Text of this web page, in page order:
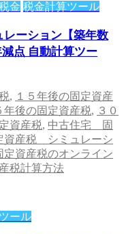
金 税金計算ツール
ーション【築年数
点 自動計算ツー
, １５年後の固定資産
年後の固定資産税, ３０
資産税, 中古住宅 固
資産税 シミュレーシ
定資産税のオンライン
税計算方法
ール